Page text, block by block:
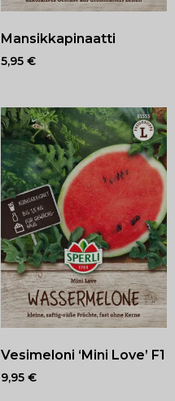
Mansikkapinaatti
5,95 €
Vesimeloni ‘Mini Love’ F1
9,95 €